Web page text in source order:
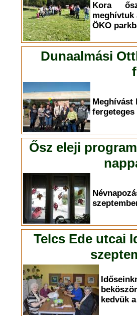
Kora
meghívtuk
ÖKO
Dunaalmási
Meghívást
Ősz eleji
Telcs Ede utcai
kedvük